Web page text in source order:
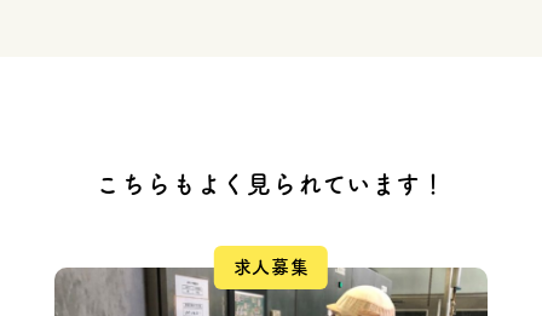
こちらもよく見られています！
求人募集